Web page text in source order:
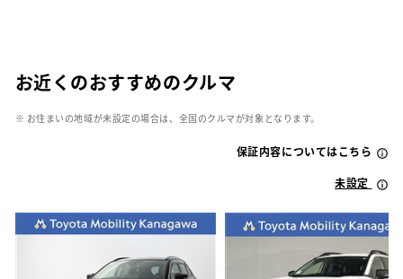
お近くのおすすめのクルマ
※ お住まいの地域が未設定の場合は、全国のクルマが対象となります。
保証内容についてはこちら
未設定